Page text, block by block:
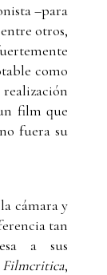
–para
otros,
como
film que
fuera su
cámara y
tan
a sus
Filmcritica,